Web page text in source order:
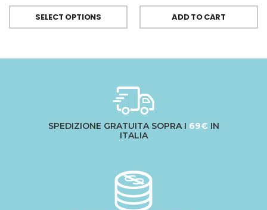
SELECT OPTIONS ADD TO CART
SPEDIZIONE GRATUITA SOPRA I 69€ IN
ITALIA